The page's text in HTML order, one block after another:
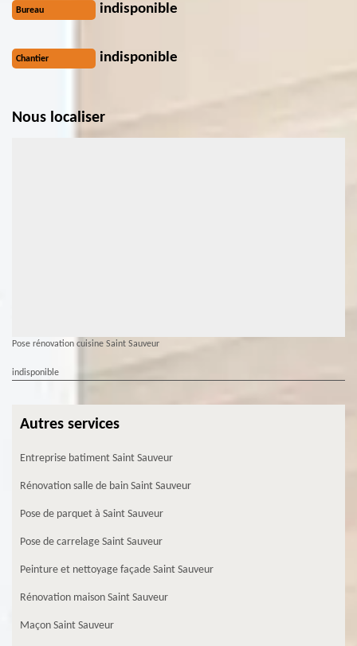
Bureau indisponible
Chantier indisponible
Nous localiser
Pose rénovation cuisine Saint Sauveur
indisponible
Autres services
Entreprise batiment Saint Sauveur
Rénovation salle de bain Saint Sauveur
Pose de parquet à Saint Sauveur
Pose de carrelage Saint Sauveur
Peinture et nettoyage façade Saint Sauveur
Rénovation maison Saint Sauveur
Maçon Saint Sauveur